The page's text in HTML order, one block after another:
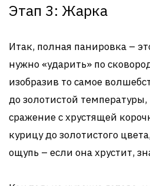
Этап 3: Жарка
Итак, полная панировка –
нужно «ударить» по
изобразив то самое
до золотистой температуры,
сражение с хрустящей
курицу до золотистого
ощупь – если она хрустит,